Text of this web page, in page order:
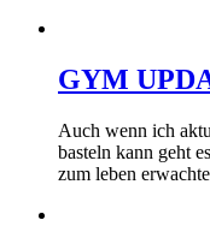
GYM
Auch wenn ich
basteln kann geht
zum leben